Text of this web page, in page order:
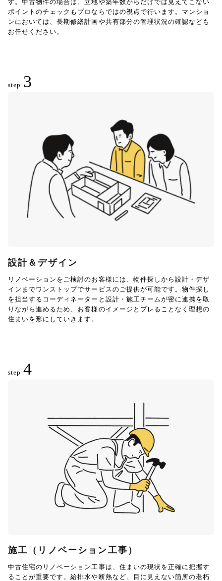
す。中古物件の場合は、立地や築年数からだけでは見えてこない
ポイントのチェックもプロならではの視点で行います。マンショ
ンにおいては、長期修繕計画や共有部分の管理状況の確認なども
お任せください。
step 3
設計＆デザイン
リノベーションをご検討のお客様には、物件探しから設計・デザ
インまでワンストップでサービスのご提供が可能です。物件探し
を担当するコーディネーターと設計・施工チームが密に連携を取
りながら進めるため、お客様のイメージとブレることなく理想の
住まいを形にしていきます。
step 4
施工（リノベーション工事）
中古住宅のリノベーション工事は、住まいの現状を正確に把握す
ることが重要です。給排水や断熱など、目に見えない箇所の老朽